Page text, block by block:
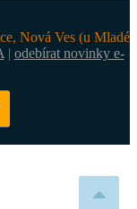
Nová Ves (u Mladé
| odebírat novinky e-